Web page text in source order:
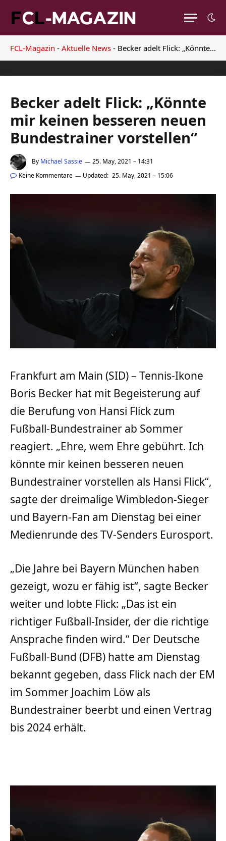
FCL-Magazin - Aktuelle News - Becker adelt Flick: „Könnte mir keinen besseren neuen Bundestrainer vorstellen“
Becker adelt Flick: „Könnte
mir keinen besseren neuen
Bundestrainer vorstellen“
By Michael Sassie
25. May, 2021 – 14:31
Keine Kommentare
Updated: 25. May, 2021 – 15:06
Frankfurt am Main (SID) – Tennis-Ikone
Boris Becker hat mit Begeisterung auf
die Berufung von Hansi Flick zum
Fußball-Bundestrainer ab Sommer
reagiert. „Ehre, wem Ehre gebührt. Ich
könnte mir keinen besseren neuen
Bundestrainer vorstellen als Hansi Flick“,
sagte der dreimalige Wimbledon-Sieger
und Bayern-Fan am Dienstag bei einer
Medienrunde des TV-Senders Eurosport.
„Die Jahre bei Bayern München haben
gezeigt, wozu er fähig ist“, sagte Becker
weiter und lobte Flick: „Das ist ein
richtiger Fußball-Insider, der die richtige
Ansprache finden wird.“ Der Deutsche
Fußball-Bund (DFB) hatte am Dienstag
bekannt gegeben, dass Flick nach der EM
im Sommer Joachim Löw als
Bundestrainer beerbt und einen Vertrag
bis 2024 erhält.